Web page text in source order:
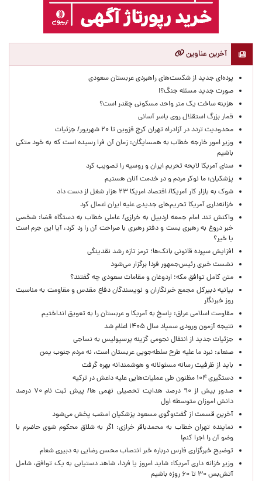
آخرین عناوین
پرده‌ای جدید از شکست‌های راهبردی عربستان سعودی
صورت جدید مسئله جنگ؟!
هزینه ساخت یک متر واحد مسکونی چقدر است؟
قمار بزرگ استقلال روی یاسر آسانی
محدودیت تردد در آزادراه تهران کرج قزوین تا ۲۰ شهریور/ جزئیات
وزیر امور خارجه خطاب به همسایگان: زمان آن فرا رسیده است که به خود متکی
باشیم
سنای آمریکا لایحه تحریم ایران و روسیه را تصویب کرد
پزشکیان: ما نوکر مردم و در خدمت آنان هستیم
شوک به بازار کار آمریکا/ اقتصاد امریکا ۲۳ هزار شغل از دست داد
خزانه‌داری آمریکا تحریم‌های جدیدی علیه ایران اعمال کرد
واکنش تند امام جمعه اردبیل به خرازی/ عاملی خطاب به دستگاه قضا: شخصی
خبر دروغ به رهبری بست و دفتر رهبری با صراحت آن را رد کرد، آیا این جرم است
یا خیر؟
افزایش سپرده قانونی بانک‌ها؛ ترمز تازه رشد نقدینگی
نشست خبری رئیس‌جمهور فردا برگزار می‌شود
متن کامل توافق مکه؛ اردوغان و مقامات سعودی چه گفتند؟
بیانیه دبیرکل مجمع خبرنگاران و نویسندگان دفاع مقدس و مقاومت به مناسبت
روز خبرنگار
مقاومت اسلامی عراق: پاسخ به آمریکا و عربستان را به تعویق انداختیم
نتیجه آزمون ورودی سمپاد سال ۱۴۰۵ اعلام شد
جزئیات جدید از انتقال نجومی گزینه پرسپولیس به نساجی
صنعاء: نبرد ما علیه طرح سلطه‌جویی عربستان است، نه مردم جنوب یمن
باید از ظرفیت رسانه مسئولانه و هوشمندانه بهره گرفت
دستگیری ۱۰۴ مظنون طی عملیات‌هایی علیه داعش در ترکیه
صدور بیش از ۹۰ درصد هدایت تحصیلی نهمی ها/ پیش ثبت نام ۷۰ درصد
دانش اموزان متوسطه اول
آخرین قسمت از گفت‌وگوی مسعود پزشکیان امشب پخش می‌شود
نماینده تهران خطاب به محمدباقر خرازی: اگر به شلاق محکوم شوی حاضرم با
وضو آن را اجرا کنم!
توضیح خبرگزاری فارس درباره خبر انتصاب محسن رضایی به دبیری شعام
وزیر خزانه داری آمریکا: شاید امروز یا فردا، شاهد دستیابی به یک توافق، شامل
آتش‌بس ۳۰ تا ۶۰ روزه باشیم